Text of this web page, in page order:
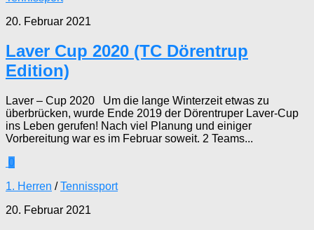
20. Februar 2021
Laver Cup 2020 (TC Dörentrup
Edition)
Laver – Cup 2020 Um die lange Winterzeit etwas zu
überbrücken, wurde Ende 2019 der Dörentruper Laver-Cup
ins Leben gerufen! Nach viel Planung und einiger
Vorbereitung war es im Februar soweit. 2 Teams...
0
1. Herren /Tennissport
20. Februar 2021